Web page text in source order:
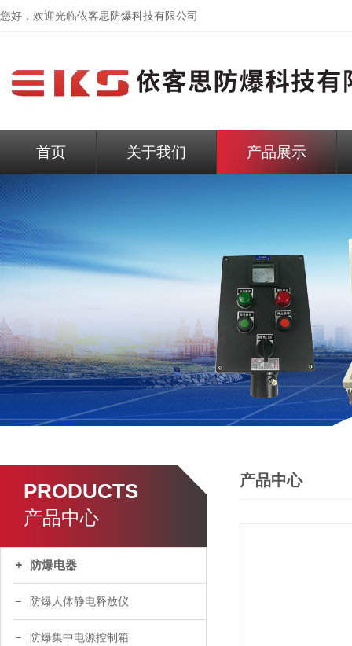
您好，欢迎光临依客思防爆科技有限公司
首页 关于我们 产品展示
PRODUCTS
产品中心
防爆电器
防爆人体静电释放仪
防爆集中电源控制箱
产品中心